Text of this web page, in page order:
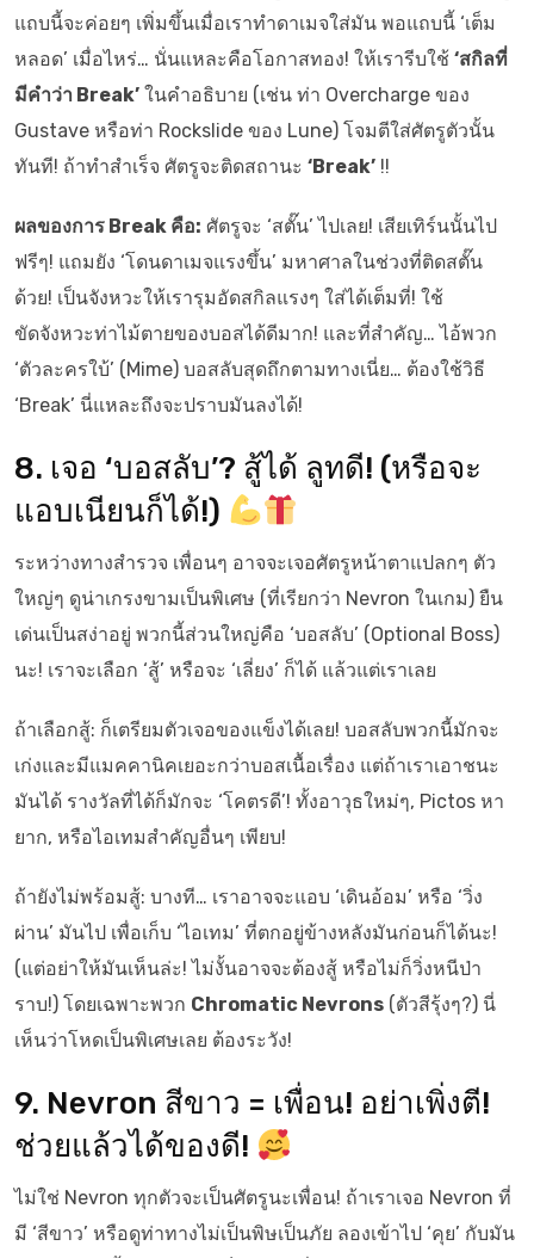
แถบนี้จะค่อยๆ เพิ่มขึ้นเมื่อเราทำดาเมจใส่มัน พอแถบนี้ ‘เต็ม
หลอด’ เมื่อไหร่… นั่นแหละคือโอกาสทอง! ให้เรารีบใช้ ‘สกิลที่
มีคำว่า Break’ ในคำอธิบาย (เช่น ท่า Overcharge ของ
Gustave หรือท่า Rockslide ของ Lune) โจมตีใส่ศัตรูตัวนั้น
ทันที! ถ้าทำสำเร็จ ศัตรูจะติดสถานะ ‘Break’ !!
ผลของการ Break คือ: ศัตรูจะ ‘สตั๊น’ ไปเลย! เสียเทิร์นนั้นไป
ฟรีๆ! แถมยัง ‘โดนดาเมจแรงขึ้น’ มหาศาลในช่วงที่ติดสตั๊น
ด้วย! เป็นจังหวะให้เรารุมอัดสกิลแรงๆ ใส่ได้เต็มที่! ใช้
ขัดจังหวะท่าไม้ตายของบอสได้ดีมาก! และที่สำคัญ… ไอ้พวก
‘ตัวละครใบ้’ (Mime) บอสลับสุดถึกตามทางเนี่ย… ต้องใช้วิธี
‘Break’ นี่แหละถึงจะปราบมันลงได้!
8. เจอ ‘บอสลับ’? สู้ได้ ลูทดี! (หรือจะ
แอบเนียนก็ได้!)
ระหว่างทางสำรวจ เพื่อนๆ อาจจะเจอศัตรูหน้าตาแปลกๆ ตัว
ใหญ่ๆ ดูน่าเกรงขามเป็นพิเศษ (ที่เรียกว่า Nevron ในเกม) ยืน
เด่นเป็นสง่าอยู่ พวกนี้ส่วนใหญ่คือ ‘บอสลับ’ (Optional Boss)
นะ! เราจะเลือก ‘สู้’ หรือจะ ‘เลี่ยง’ ก็ได้ แล้วแต่เราเลย
ถ้าเลือกสู้: ก็เตรียมตัวเจอของแข็งได้เลย! บอสลับพวกนี้มักจะ
เก่งและมีแมคคานิคเยอะกว่าบอสเนื้อเรื่อง แต่ถ้าเราเอาชนะ
มันได้ รางวัลที่ได้ก็มักจะ ‘โคตรดี’! ทั้งอาวุธใหม่ๆ, Pictos หา
ยาก, หรือไอเทมสำคัญอื่นๆ เพียบ!
ถ้ายังไม่พร้อมสู้: บางที… เราอาจจะแอบ ‘เดินอ้อม’ หรือ ‘วิ่ง
ผ่าน’ มันไป เพื่อเก็บ ‘ไอเทม’ ที่ตกอยู่ข้างหลังมันก่อนก็ได้นะ!
(แต่อย่าให้มันเห็นล่ะ! ไม่งั้นอาจจะต้องสู้ หรือไม่ก็วิ่งหนีป่า
ราบ!) โดยเฉพาะพวก Chromatic Nevrons (ตัวสีรุ้งๆ?) นี่
เห็นว่าโหดเป็นพิเศษเลย ต้องระวัง!
9. Nevron สีขาว = เพื่อน! อย่าเพิ่งตี!
ช่วยแล้วได้ของดี!
ไม่ใช่ Nevron ทุกตัวจะเป็นศัตรูนะเพื่อน! ถ้าเราเจอ Nevron ที่
มี ‘สีขาว’ หรือดูท่าทางไม่เป็นพิษเป็นภัย ลองเข้าไป ‘คุย’ กับมัน